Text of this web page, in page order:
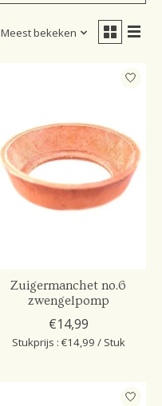
Meest bekeken
Zuigermanchet no.6
zwengelpomp
€14,99
Stukprijs : €14,99 / Stuk